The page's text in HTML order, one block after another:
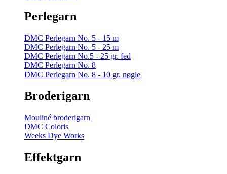
Perlegarn
DMC Perlegarn No. 5 - 15 m
DMC Perlegarn No. 5 - 25 m
DMC Perlegarn No.5 - 25 gr. fed
DMC Perlegarn No. 8
DMC Perlegarn No. 8 - 10 gr. nøgle
Broderigarn
Mouliné broderigarn
DMC Coloris
Weeks Dye Works
Effektgarn